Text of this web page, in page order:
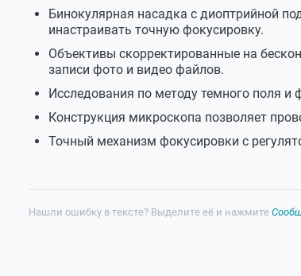
Бинокулярная насадка с диоптрийной
инастраивать точную фокусировку.
Объективы скорректированные на
записи фото и видео файлов.
Исследования по методу темного поля и
Конструкция микроскопа позволяет
Точный механизм фокусировки с
Источник света
Электропитание
Условия эксплуатации
Рабочий диапазон температур
Рабочий диапазон относительной влажности
Нашли ошибку в тексте? Выделите её и нажмите